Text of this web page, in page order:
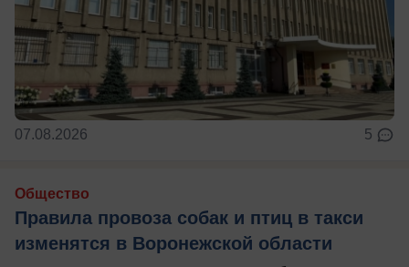
07.08.2026 5
Общество
Правила провоза собак и птиц в такси
изменятся в Воронежской области